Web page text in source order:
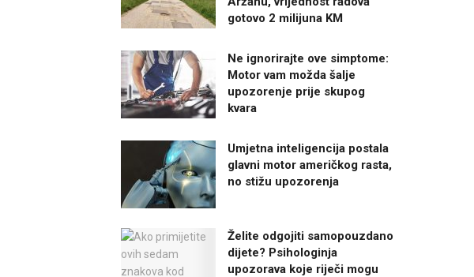
gotovo 2 milijuna KM
Ne ignorirajte ove simptome:
Motor vam možda šalje
upozorenje prije skupog
kvara
Umjetna inteligencija postala
glavni motor američkog rasta,
no stižu upozorenja
Želite odgojiti samopouzdano
dijete? Psihologinja
upozorava koje riječi mogu